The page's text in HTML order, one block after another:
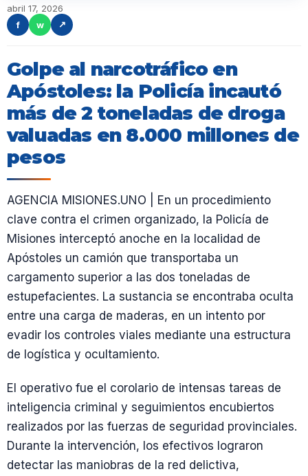
abril 17, 2026
f
w ↗
Golpe al narcotráfico en
Apóstoles: la Policía incautó
más de 2 toneladas de droga
valuadas en 8.000 millones de
pesos
AGENCIA MISIONES.UNO | En un procedimiento
clave contra el crimen organizado, la Policía de
Misiones interceptó anoche en la localidad de
Apóstoles un camión que transportaba un
cargamento superior a las dos toneladas de
estupefacientes. La sustancia se encontraba oculta
entre una carga de maderas, en un intento por
evadir los controles viales mediante una estructura
de logística y ocultamiento.
El operativo fue el corolario de intensas tareas de
inteligencia criminal y seguimientos encubiertos
realizados por las fuerzas de seguridad provinciales.
Durante la intervención, los efectivos lograron
detectar las maniobras de la red delictiva,